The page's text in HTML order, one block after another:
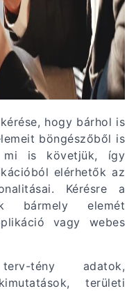
hogy bárhol is
böngészőből is
mi is követjük, így
elérhetők az
Kérésre a
bármely elemét
vagy webes
tény adatok,
területi